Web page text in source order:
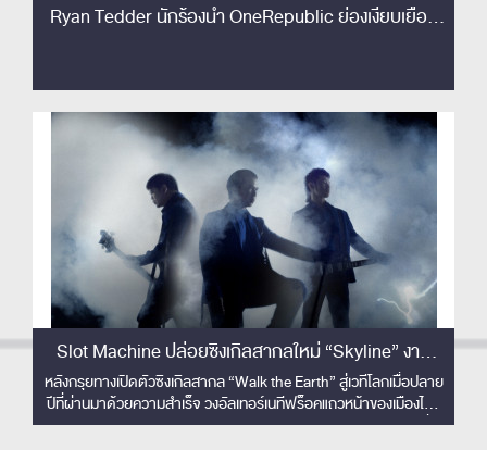
Ryan Tedder นักร้องนำ OneRepublic ย่องเงียบเยือน
Slot Machine ปล่อยซิงเกิลสากลใหม่ “Skyline” งาน
ดนตรีปลดจินตนาการเหนือขอบฟ้า พร้อมส่งมิวสิควิดีโอ
คอนเซปต์ล้ำ ไร้ขีดจำกัด !!
หลังกรุยทางเปิดตัวซิงเกิลสากล “Walk the Earth” สู่เวทีโลกเมื่อปลาย
ปีที่ผ่านมาด้วยความสำเร็จ วงอัลเทอร์เนทีฟร็อคแถวหน้าของเมืองไทย
Slot Machine ค่าย Tero Music ได้เวลาปล่อยซิงเกิลสากลลำดับที่ 2